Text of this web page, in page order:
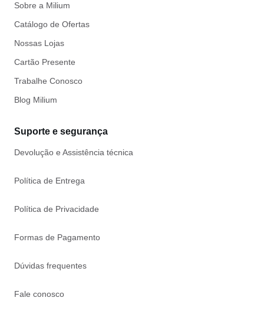
Sobre a Milium
Catálogo de Ofertas
Nossas Lojas
Cartão Presente
Trabalhe Conosco
Blog Milium
Suporte e segurança
Devolução e Assistência técnica
Política de Entrega
Política de Privacidade
Formas de Pagamento
Dúvidas frequentes
Fale conosco